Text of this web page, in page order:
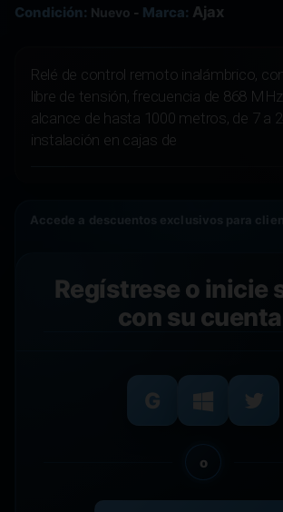
Condición: Nuevo - Marca: Ajax
Relé de control remoto inalámbrico,
libre de tensión, frecuencia de 868
alcance de hasta 1000 metros, de 7 a
instalación en cajas de
Regístrese o inicie
con su
o